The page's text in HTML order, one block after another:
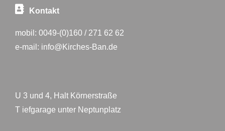
Kontakt
mobil: 0049-(0)160 / 271 62 62
e-mail: info@Kirches-Ban.de
U 3 und 4, Halt Körnerstraße
T iefgarage unter Neptunplatz